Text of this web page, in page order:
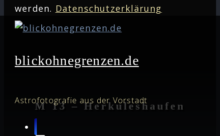
werden. Datenschutzerklärung
blickohnegrenzen.de
Astrofotografie aus der Vorstadt
M 13 – Herkuleshaufen